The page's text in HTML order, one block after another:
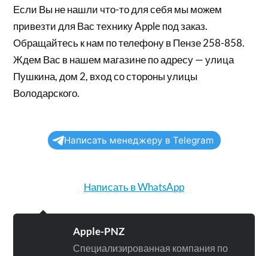
Если Вы не нашли что-то для себя мы можем
привезти для Вас технику Apple под заказ.
Обращайтесь к нам по телефону в Пензе 258-858.
Ждем Вас в нашем магазине по адресу — улица
Пушкина, дом 2, вход со стороны улицы
Володарского.
Написать менеджеру в Telegram
Написать в WhatsApp
Apple-PNZ
Специализированная компания по